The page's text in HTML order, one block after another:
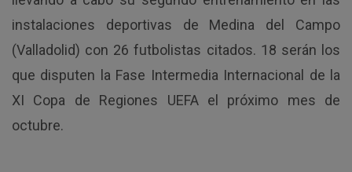
instalaciones deportivas de Medina del Campo
(Valladolid) con 26 futbolistas citados. 18 serán los
que disputen la Fase Intermedia Internacional de la
XI Copa de Regiones UEFA el próximo mes de
octubre.